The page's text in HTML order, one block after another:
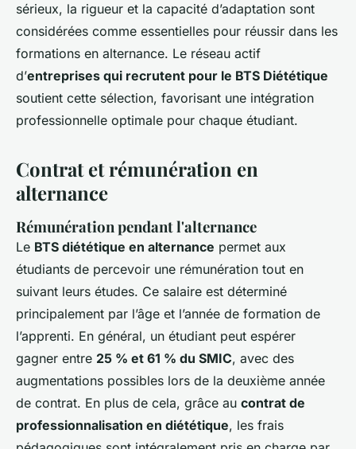
sérieux, la rigueur et la capacité d’adaptation sont
considérées comme essentielles pour réussir dans les
formations en alternance. Le réseau actif
d’entreprises qui recrutent pour le BTS Diététique
soutient cette sélection, favorisant une intégration
professionnelle optimale pour chaque étudiant.
Contrat et rémunération en
alternance
Rémunération pendant l'alternance
Le BTS diététique en alternance permet aux
étudiants de percevoir une rémunération tout en
suivant leurs études. Ce salaire est déterminé
principalement par l’âge et l’année de formation de
l’apprenti. En général, un étudiant peut espérer
gagner entre 25 % et 61 % du SMIC, avec des
augmentations possibles lors de la deuxième année
de contrat. En plus de cela, grâce au contrat de
professionnalisation en diététique, les frais